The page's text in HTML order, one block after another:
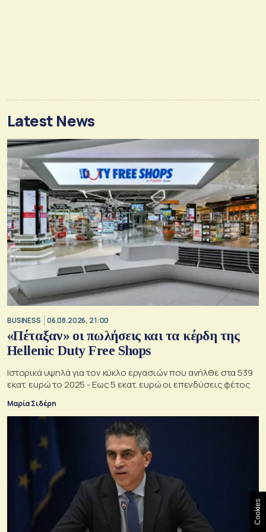
Latest News
BUSINESS 06.08.2026, 21:00
«Πέταξαν» οι πωλήσεις και τα κέρδη της
Hellenic Duty Free Shops
Ιστορικά υψηλά για τον κύκλο εργασιών που ανήλθε στα 539
εκατ. ευρώ το 2025 - Εως 5 εκατ. ευρώ οι επενδύσεις φέτος
Μαρία Σιδέρη
Cookies